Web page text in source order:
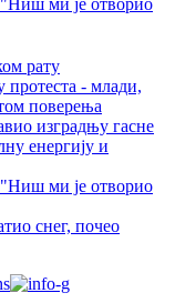
рату
протеста - млади,
поверења
изградњу гасне
енергију и
ми је отворио
снег, почео